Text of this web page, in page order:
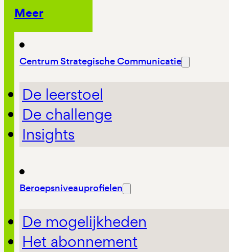
Meer
Centrum Strategische Communicatie
De leerstoel
De challenge
Insights
Beroepsniveauprofielen
De mogelijkheden
Het abonnement